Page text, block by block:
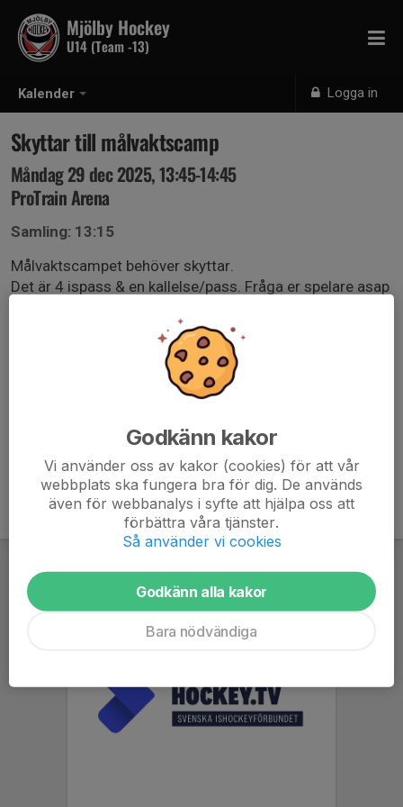
Kalender Logga in
Mjölby Hockey
U14 (Team -13)
Skyttar till målvaktscamp
Måndag 29 dec 2025, 13:45-14:45
ProTrain Arena
Samling: 13:15
Målvaktscampet behöver skyttar.
Det är 4 ispass & en kallelse/pass. Fråga er spelare asap
Arrangören behöver veta om dom behöver jaga fler
PS. Ett bra tillfälle att träna på sin skotteknik :)
Godkänn kakor
Vi använder oss av kakor (cookies) för att vår
webbplats ska fungera bra för dig. De används
även för webbanalys i syfte att hjälpa oss att
förbättra våra tjänster.
Så använder vi cookies
Godkänn alla kakor
Bara nödvändiga